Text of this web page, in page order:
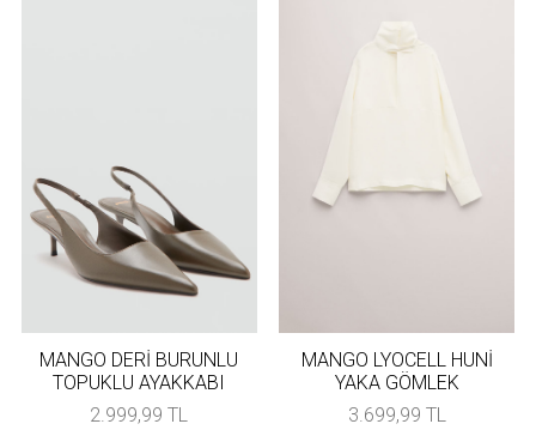
MANGO DERİ BURUNLU
TOPUKLU AYAKKABI
2.999,99 TL
MANGO LYOCELL HUNİ
YAKA GÖMLEK
3.699,99 TL